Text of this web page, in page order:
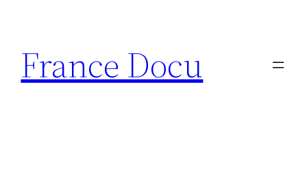
contenu
France Docu